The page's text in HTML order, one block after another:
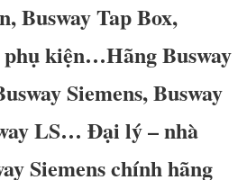
Busway Tap Box,
kiện…Hãng Busway
Siemens, Busway
LS… Đại lý – nhà
Siemens chính hãng